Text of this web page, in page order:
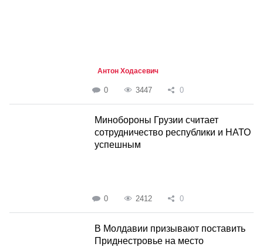
Антон Ходасевич
0 3447 0
Минобороны Грузии считает
сотрудничество республики и НАТО
успешным
0 2412 0
В Молдавии призывают поставить
Приднестровье на место